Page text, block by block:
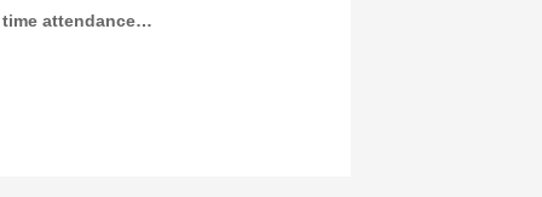
attendance
Card/ IC Card